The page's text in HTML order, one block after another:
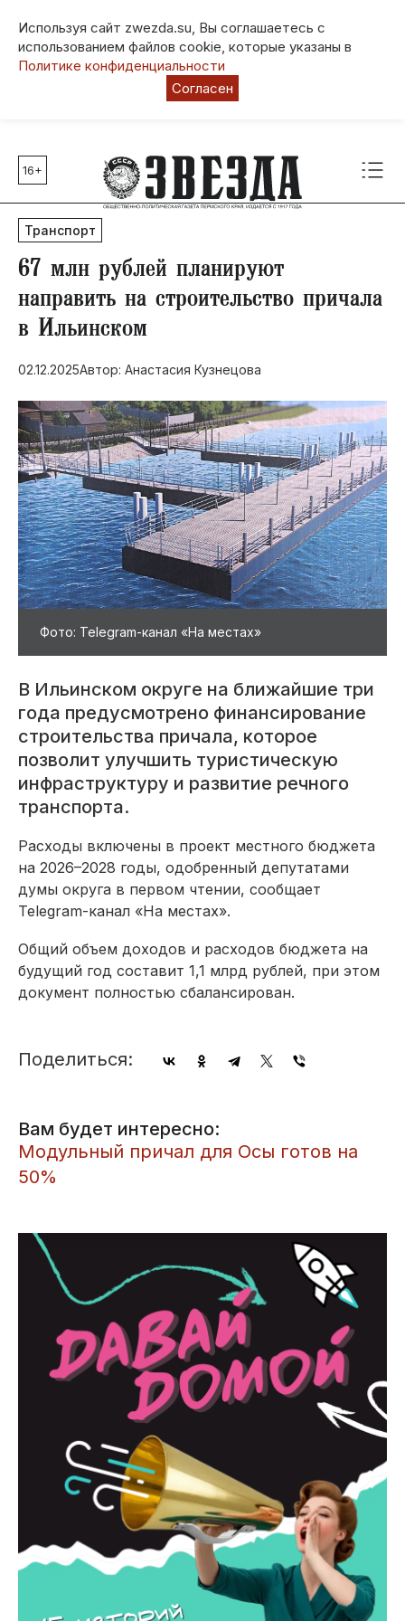
Используя сайт zwezda.su, Вы соглашаетесь с
использованием файлов cookie, которые указаны в
Политике конфиденциальности
Согласен
Главные темы
80 лет Победы
Молодежная столица РФ
СВО
Социальная поддержка
Инфраструктура
Благоустройство
16+
Транспорт
​67 млн рублей планируют
направить на строительство причала
в Ильинском
02.12.2025Автор: Анастасия Кузнецова
Фото: Telegram-канал «На местах»
В Ильинском округе на ближайшие три
года предусмотрено финансирование
строительства причала, которое
позволит улучшить туристическую
инфраструктуру и развитие речного
транспорта.
Расходы включены в проект местного бюджета
на 2026–2028 годы, одобренный депутатами
думы округа в первом чтении, сообщает
Telegram-канал «На местах».
Общий объем доходов и расходов бюджета на
будущий год составит 1,1 млрд рублей, при этом
документ полностью сбалансирован.
Поделиться:
Вам будет интересно:
Модульный причал для Осы готов на
50%